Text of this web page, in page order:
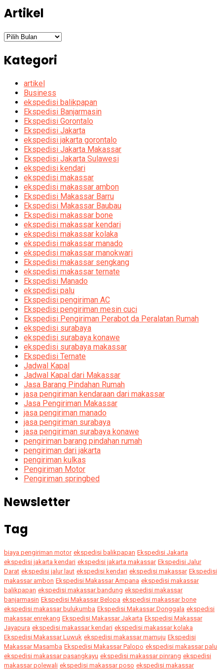
Artikel
Artikel
Kategori
artikel
Business
ekspedisi balikpapan
Ekspedisi Banjarmasin
Ekspedisi Gorontalo
Ekspedisi Jakarta
ekspedisi jakarta gorontalo
Ekspedisi Jakarta Makassar
Ekspedisi Jakarta Sulawesi
ekspedisi kendari
ekspedisi makassar
ekspedisi makassar ambon
Ekspedisi Makassar Barru
Ekspedisi Makassar Baubau
Ekspedisi makassar bone
ekspedisi makassar kendari
ekspedisi makassar kolaka
ekspedisi makassar manado
ekspedisi makassar manokwari
Ekspedisi makassar sengkang
ekspedisi makassar ternate
Ekspedisi Manado
ekspedisi palu
Ekspedisi pengiriman AC
Ekspedisi pengiriman mesin cuci
Ekspedisi Pengiriman Perabot da Peralatan Rumah
ekspedisi surabaya
ekspedisi surabaya konawe
ekspedisi surabaya makassar
Ekspedisi Ternate
Jadwal Kapal
Jadwal Kapal dari Makassar
Jasa Barang Pindahan Rumah
jasa pengiriman kendaraan dari makassar
Jasa Pengiriman Makassar
jasa pengiriman manado
jasa pengiriman surabaya
jasa pengiriman surabaya konawe
pengiriman barang pindahan rumah
pengiriman dari jakarta
pengiriman kulkas
Pengiriman Motor
Pengiriman springbed
Newsletter
Tag
biaya pengiriman motor ekspedisi balikpapan Ekspedisi Jakarta
ekspedisi jakarta kendari ekspedisi jakarta makassar Ekspedisi Jalur
Darat ekspedisi jalur laut ekspedisi kendari ekspedisi makassar Ekspedisi
makassar ambon Ekspedisi Makassar Ampana ekspedisi makassar
balikpapan ekspedisi makassar bandung ekspedisi makassar
banjarmasin Ekspedisi Makassar Belopa ekspedisi makassar bone
ekspedisi makassar bulukumba Ekspedisi Makassar Donggala ekspedisi
makassar enrekang Ekspedisi Makassar Jakarta Ekspedisi Makassar
Jayapura ekspedisi makassar kendari ekspedisi makassar kolaka
Ekspedisi Makassar Luwuk ekspedisi makassar mamuju Ekspedisi
Makassar Masamba Ekspedisi Makassar Palopo ekspedisi makassar palu
ekspedisi makassar pasangkayu ekspedisi makassar pinrang ekspedisi
makassar polewali ekspedisi makassar poso ekspedisi makassar